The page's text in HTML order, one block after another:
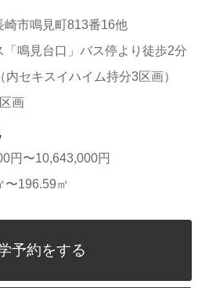
崎市鳴見町813番16他
「鳴見台口」バス停より徒歩2分
内セキスイハイム持分3区画）
画
円〜10,643,000円
〜196.59㎡
予約をする